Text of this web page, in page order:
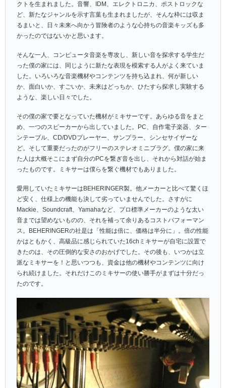
クトを生まれました。音響、IDM、エレクトロニカ、ポストロックな
ど、新たなジャンルを示す言葉も生まれましたが、そんな枠には収ま
るまいと、日々未来へ向かう冒険者のような心持ちの音楽キッズも多
かったのではないかと思います。
そんな一人、コンピュータ音楽を専攻し、新しい音を探求する学生だ
った僕の家には、同じように新たな表現を模索する人がよく来ていま
した。いろいろな音楽機材やコンテンツを持ち込まれ、何が新しい
か、面白いか、すごいか、未来はどっちか、ひたすら探求し実験する
ような、楽しい日々でした。
その僕の家で要となっていた機材がミキサーです。あらゆる音をまと
め、一つのスピーカーから出していました。PC、自作電子楽器、ター
ンテーブル、CD/DVDプレーヤー、サンプラー、シンセサイザーな
ど。そして重要だったのがフリーのステレオミニプラグ。僕の家に来
た人は大概そこにまず自分のPCを繋ぎ音を出し、それから対話が始ま
ったものです。ミキサーは僕らを繋ぐ機材でもありました。
愛用していたミキサーはBEHERINGER製。他メーカーと比べて驚くほ
ど安く、仕様上の機能も決して劣っていませんでした。さすがに
Mackie、Soundcraft、Yamahaなど、プロ標準メーカーのような太い
音までは望めないものの、それを補って余りあるコストパフォーマン
ス。BEHERINGERの社是は「性能は倍に、価格は半分に」。倍の性能
かはともかく、高級品に感じられていた16chミキサーが自宅に設置で
きたのは、その圧倒的な安さのおかげでした。その後も、いつかは立
派なミキサーを！と思いつつも、資金は他の機材やコンテンツに向け
られ続けました。それだけこのミキサーの使い勝手がまずは十分だっ
たのです。